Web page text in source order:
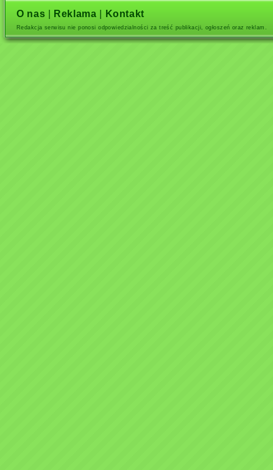
O nas Reklama Kontakt
Redakcja serwisu nie ponosi odpowiedzialności za treść publikacji, ogłoszeń oraz reklam.